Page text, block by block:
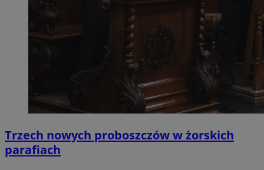
Trzech nowych proboszczów w żorskich
parafiach